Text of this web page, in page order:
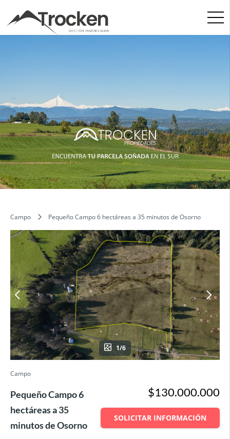
content
Campo Pequeño Campo 6 hectáreas a 35 minutos de Osorno
1/6
Campo
Pequeño Campo 6
hectáreas a 35
minutos de Osorno
$130.000.000
SOLICITAR INFORMACIÓN